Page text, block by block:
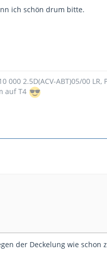
ich schön drum bitte.
2.5D(ACV-ABT)05/00 LR,
auf T4
der Deckelung wie schon